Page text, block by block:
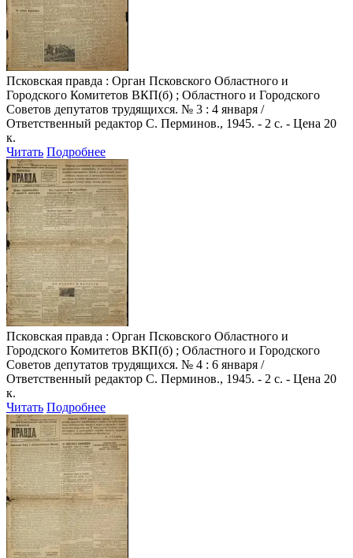
Псковская правда : Орган Псковского Областного и
Городского Комитетов ВКП(б) ; Областного и Городского
Советов депутатов трудящихся. № 3 : 4 января /
Ответственный редактор С. Перминов., 1945. - 2 с. - Цена 20
к.
Читать Подробнее
Псковская правда : Орган Псковского Областного и
Городского Комитетов ВКП(б) ; Областного и Городского
Советов депутатов трудящихся. № 4 : 6 января /
Ответственный редактор С. Перминов., 1945. - 2 с. - Цена 20
к.
Читать Подробнее